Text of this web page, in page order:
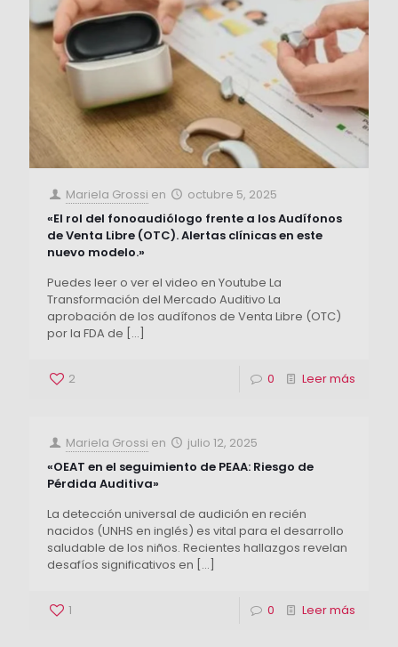
Mariela Grossi en
octubre 5, 2025
«El rol del fonoaudiólogo frente a los Audífonos
de Venta Libre (OTC). Alertas clínicas en este
nuevo modelo.»
Puedes leer o ver el video en Youtube La
Transformación del Mercado Auditivo La
aprobación de los audífonos de Venta Libre (OTC)
por la FDA de […]
2 0 Leer más
Mariela Grossi en
julio 12, 2025
«OEAT en el seguimiento de PEAA: Riesgo de
Pérdida Auditiva»
La detección universal de audición en recién
nacidos (UNHS en inglés) es vital para el desarrollo
saludable de los niños. Recientes hallazgos revelan
desafíos significativos en […]
1 0 Leer más